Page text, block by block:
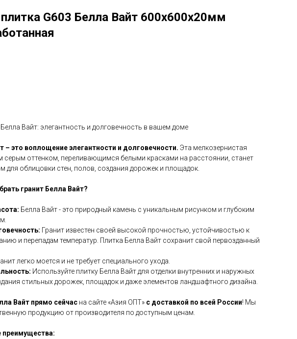
плитка G603 Белла Вайт 600х600х20мм
Вайт: элегантность и долговечность в вашем доме
– это воплощение элегантности и долговечности. Эта мелкозернистая
серым оттенком, переливающимся белыми красками на расстоянии, станет
для облицовки стен, полов, создания дорожек и площадок.
гранит Белла Вайт?
Белла Вайт - это природный камень с уникальным рисунком и глубоким
Гранит известен своей высокой прочностью, устойчивостью к
и перепадам температур. Плитка Белла Вайт сохранит свой первозданный
легко моется и не требует специального ухода.
Используйте плитку Белла Вайт для отделки внутренних и наружных
стильных дорожек, площадок и даже элементов ландшафтного дизайна.
Вайт прямо сейчас на сайте «Азия ОПТ» с доставкой по всей России! Мы
продукцию от производителя по доступным ценам.